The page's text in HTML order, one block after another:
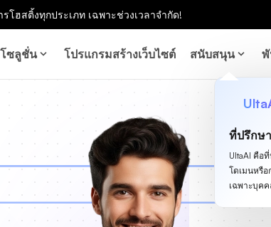
ฮสติ้งทุกประเภท เฉพาะช่วงเวลาจำกัด!
โซลูชั่น โปรแกรมสร้างเว็บไซต์ สนับสนุน
ที่ปรึกษ
UltaAI คือ
โดเมนหรื
เฉพาะบุค